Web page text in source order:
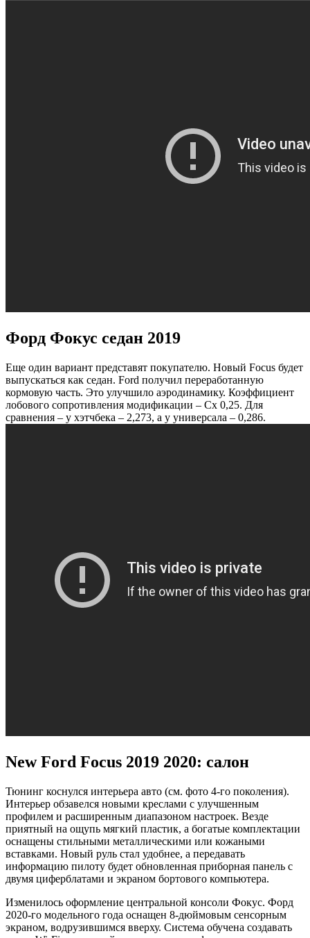
Форд Фокус седан 2019
Еще один вариант представят покупателю. Новый Focus будет
выпускаться как седан. Ford получил переработанную
кормовую часть. Это улучшило аэродинамику. Коэффициент
лобового сопротивления модификации – Cx 0,25. Для
сравнения – у хэтчбека – 2,273, а у универсала – 0,286.
New Ford Focus 2019 2020: салон
Тюнинг коснулся интерьера авто (см. фото 4-го поколения).
Интерьер обзавелся новыми креслами с улучшенным
профилем и расширенным диапазоном настроек. Везде
приятный на ощупь мягкий пластик, а богатые комплектации
оснащены стильными металлическими или кожаными
вставками. Новый руль стал удобнее, а передавать
информацию пилоту будет обновленная приборная панель с
двумя циферблатами и экраном бортового компьютера.
Изменилось оформление центральной консоли Фокус. Форд
2020-го модельного года оснащен 8-дюймовым сенсорным
экраном, водрузившимся вверху. Система обучена создавать